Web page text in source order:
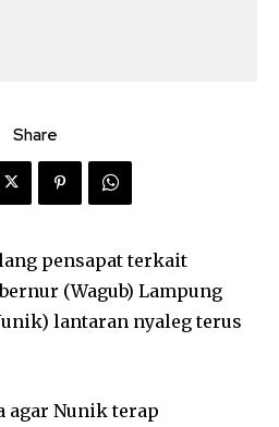
Share
pensapat terkait
(Wagub) Lampung
lantaran nyaleg terus
agar Nunik terap